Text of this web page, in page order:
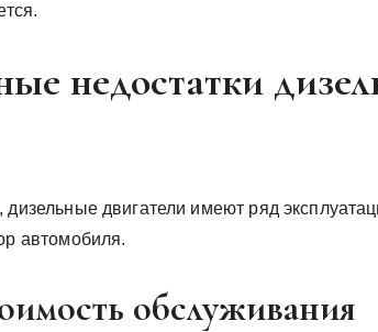
недостатки
двигатели имеют ряд
автомобиля.
обслуживания